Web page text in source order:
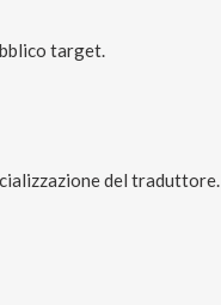
target.
del traduttore.